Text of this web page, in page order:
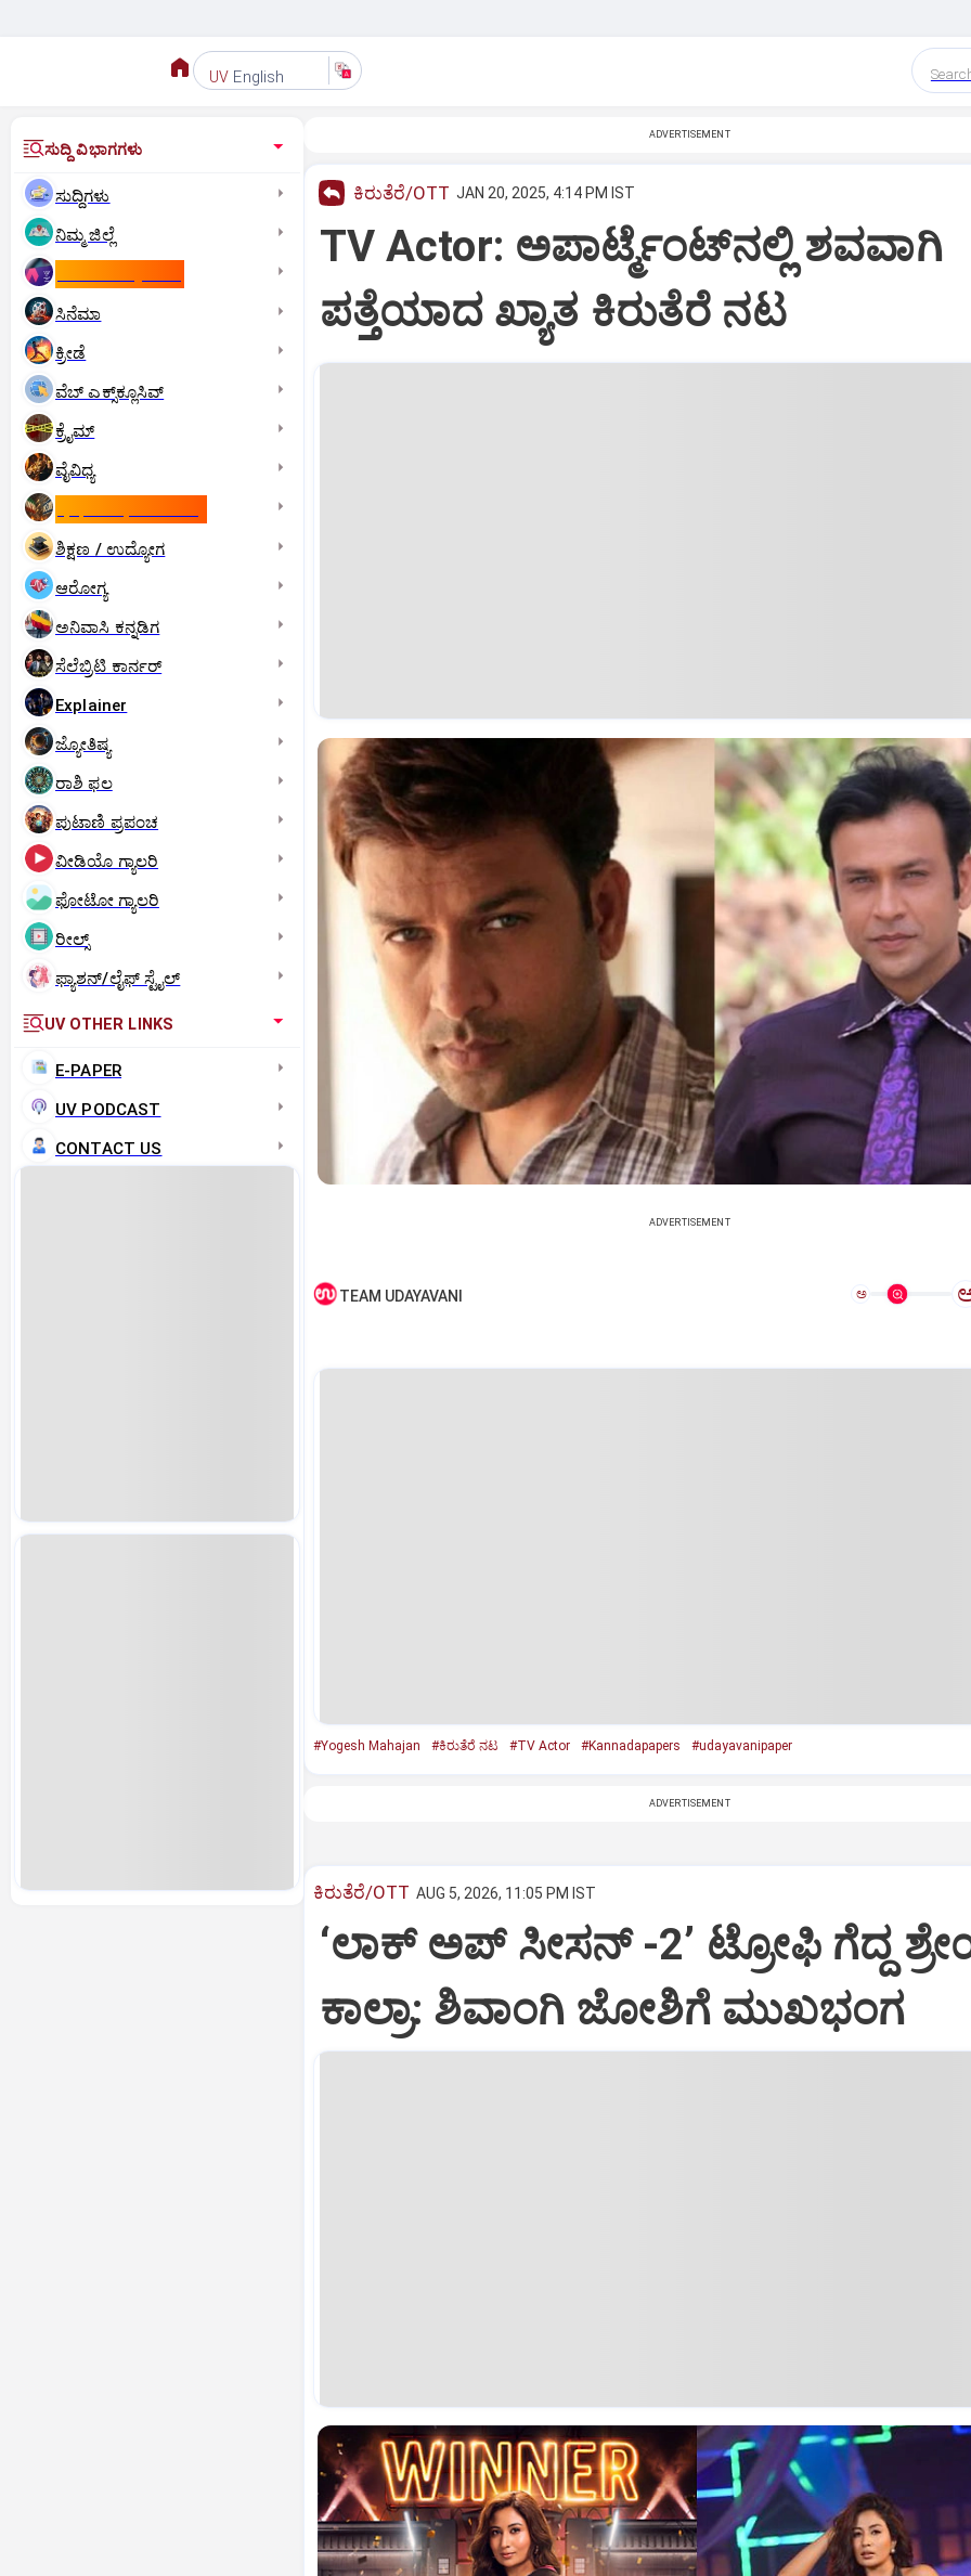
UV English
ಸುದ್ದಿ ವಿಭಾಗಗಳು
ಸುದ್ದಿಗಳು
ನಿಮ್ಮ ಜಿಲ್ಲೆ
ಸಿನೆಮಾ
ಕ್ರೀಡೆ
ವೆಬ್ ಎಕ್ಸ್‌ಕ್ಲೂಸಿವ್
ಕ್ರೈಮ್
ವೈವಿಧ್ಯ
ಶಿಕ್ಷಣ / ಉದ್ಯೋಗ
ಆರೋಗ್ಯ
ಅನಿವಾಸಿ ಕನ್ನಡಿಗ
ಸೆಲೆಬ್ರಿಟಿ ಕಾರ್ನರ್‌
Explainer
ಜ್ಯೋತಿಷ್ಯ
ರಾಶಿ ಫಲ
ಪುಟಾಣಿ ಪ್ರಪಂಚ
ವೀಡಿಯೊ ಗ್ಯಾಲರಿ
ಫೋಟೋ ಗ್ಯಾಲರಿ
ರೀಲ್ಸ್
ಫ್ಯಾಶನ್/ಲೈಫ್‌ ಸ್ಟೈಲ್
UV OTHER LINKS
E-PAPER
UV PODCAST
CONTACT US
ADVERTISEMENT
ಕಿರುತೆರೆ/OTT JAN 20, 2025, 4:14 PM IST
TV Actor: ಅಪಾರ್ಟ್ಮೆಂಟ್‌ನಲ್ಲಿ ಶವವಾಗಿ
ಪತ್ತೆಯಾದ ಖ್ಯಾತ ಕಿರುತೆರೆ ನಟ
ADVERTISEMENT
TEAM UDAYAVANI ಅ
#Yogesh Mahajan #ಕಿರುತೆರೆ ನಟ #TV Actor #Kannadapapers #udayavanipaper
ADVERTISEMENT
ಕಿರುತೆರೆ/OTT AUG 5, 2026, 11:05 PM IST
‘ಲಾಕ್ ಅಪ್ ಸೀಸನ್‌ -2ʼ ಟ್ರೋಫಿ ಗೆದ್ದ
ಕಾಲ್ರಾ: ಶಿವಾಂಗಿ ಜೋಶಿಗೆ ಮುಖಭಂಗ